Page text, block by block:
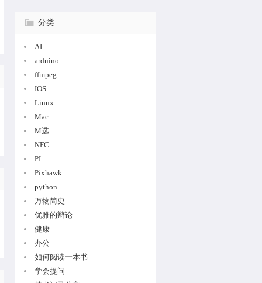
分类
AI
arduino
ffmpeg
IOS
Linux
Mac
M选
NFC
PI
Pixhawk
python
万物简史
优雅的辩论
健康
办公
如何阅读一本书
学会提问